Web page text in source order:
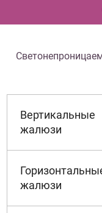
Вертикальные
жалюзи
жалюзи